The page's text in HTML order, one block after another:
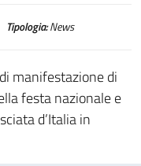
Tipologia:News
manifestazione di
festa nazionale e
d’Italia in